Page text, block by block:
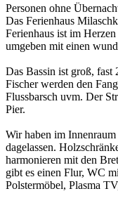
Personen ohne
Das Ferienhaus
Ferienhaus ist im
umgeben mit einen
Das Bassin ist groß,
Fischer werden den
Flussbarsch uvm. Der
Pier.
Wir haben im
dagelassen.
harmonieren mit den
gibt es einen Flur, WC
Polstermöbel, Plasma